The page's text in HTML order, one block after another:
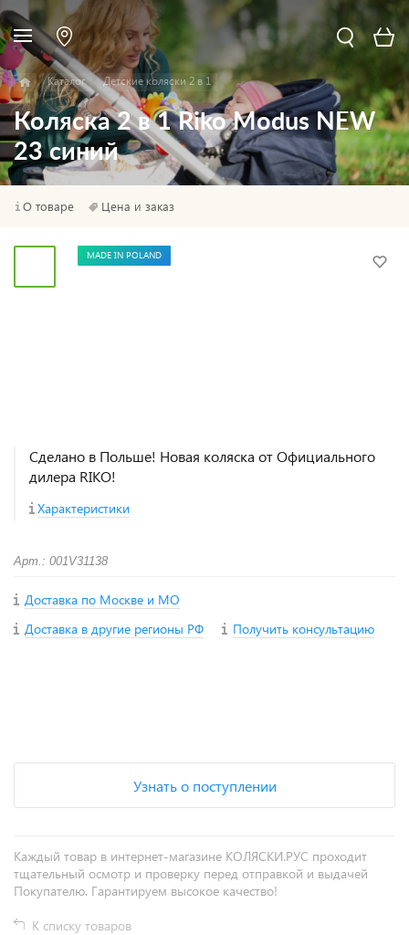
Каталог Детские коляски 2 в 1
Коляска 2 в 1 Riko Modus NEW
23 синий
О товаре Цена и заказ
MADE IN POLAND
Сделано в Польше! Новая коляска от Официального
дилера RIKO!
Характеристики
Арт.: 001V31138
Доставка по Москве и МО
Доставка в другие регионы РФ
Получить консультацию
Узнать о поступлении
Каждый товар в интернет-магазине КОЛЯСКИ.РУС проходит
тщательный осмотр и проверку перед отправкой и выдачей
Покупателю. Гарантируем высокое качество!
К списку товаров